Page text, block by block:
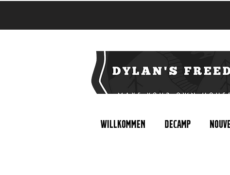
Willkommen Decamp